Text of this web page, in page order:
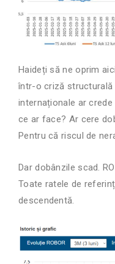
Haideți să ne oprim
într-o criză structurală
internaționale ar
ce ar face? Ar cere
Pentru că riscul de
Dar dobânzile scad.
Toate ratele de
descendentă.